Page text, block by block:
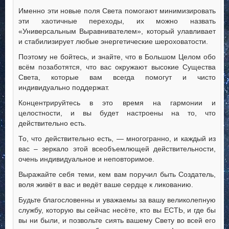
Именно эти новые поля Света помогают минимизировать
эти хаотичные переходы, их можно назвать
«Универсальным Выравнивателем», который улавливает
и стабилизирует любые энергетические шероховатости.
Поэтому не бойтесь, и знайте, что в Большом Целом обо
всём позаботятся, что вас окружают высокие Существа
Света, которые вам всегда помогут и чисто
индивидуально поддержат.
Концентрируйтесь в это время на гармонии и
целостности, и вы будет настроены на то, что
действительно есть.
То, что действительно есть, — многогранно, и каждый из
вас – зеркало этой всеобъемлющей действительности,
очень индивидуальное и неповторимое.
Выражайте себя теми, кем вам поручил быть Создатель,
воля живёт в вас и ведёт ваше сердце к ликованию.
Будьте благословенны и уважаемы за вашу великолепную
службу, которую вы сейчас несёте, кто вы ЕСТЬ, и где бы
вы ни были, и позвольте сиять вашему Свету во всей его